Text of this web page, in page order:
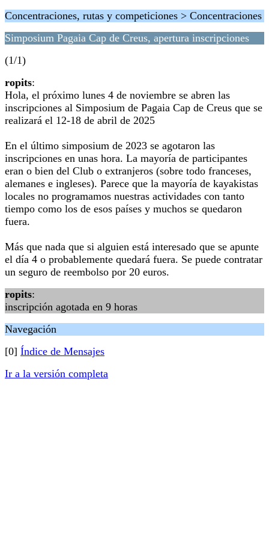
Concentraciones, rutas y competiciones > Concentraciones
Simposium Pagaia Cap de Creus, apertura inscripciones
(1/1)
ropits:
Hola, el próximo lunes 4 de noviembre se abren las
inscripciones al Simposium de Pagaia Cap de Creus que se
realizará el 12-18 de abril de 2025
En el último simposium de 2023 se agotaron las
inscripciones en unas hora. La mayoría de participantes
eran o bien del Club o extranjeros (sobre todo franceses,
alemanes e ingleses). Parece que la mayoría de kayakistas
locales no programamos nuestras actividades con tanto
tiempo como los de esos países y muchos se quedaron
fuera.
Más que nada que si alguien está interesado que se apunte
el día 4 o probablemente quedará fuera. Se puede contratar
un seguro de reembolso por 20 euros.
ropits:
inscripción agotada en 9 horas
Navegación
[0] Índice de Mensajes
Ir a la versión completa